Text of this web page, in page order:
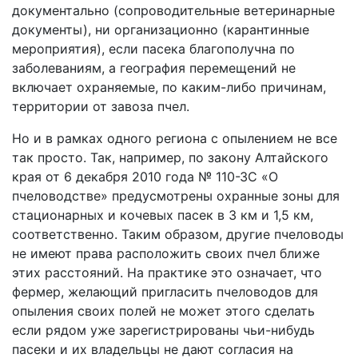
документально (сопроводительные ветеринарные
документы), ни организационно (карантинные
мероприятия), если пасека благополучна по
заболеваниям, а география перемещений не
включает охраняемые, по каким-либо причинам,
территории от завоза пчел.
Но и в рамках одного региона с опылением не все
так просто. Так, например, по закону Алтайского
края от 6 декабря 2010 года № 110-ЗС «О
пчеловодстве» предусмотрены охранные зоны для
стационарных и кочевых пасек в 3 км и 1,5 км,
соответственно. Таким образом, другие пчеловоды
не имеют права расположить своих пчел ближе
этих расстояний. На практике это означает, что
фермер, желающий пригласить пчеловодов для
опыления своих полей не может этого сделать
если рядом уже зарегистрированы чьи-нибудь
пасеки и их владельцы не дают согласия на